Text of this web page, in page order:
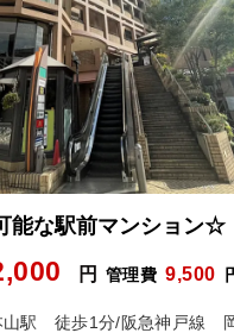
能な駅前マンション☆
円 管理費 9,500
山駅 徒歩1分/阪急神戸線